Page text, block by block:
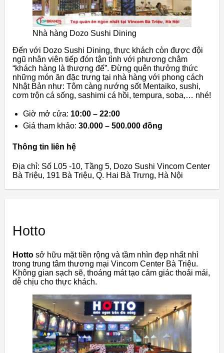
Nhà hàng Dozo Sushi Dining
Đến với Dozo Sushi Dining, thực khách còn được đội
ngũ nhân viên tiếp đón tận tình với phương châm
“khách hàng là thượng đế”. Đừng quên thưởng thức
những món ăn đặc trưng tại nhà hàng với phong cách
Nhật Bản như: Tôm càng nướng sốt Mentaiko, sushi,
cơm trộn cá sống, sashimi cá hồi, tempura, soba,… nhé!
Giờ mở cửa: 10:00 – 22:00
Giá tham khảo: 30.000 – 500.000 đồng
Thông tin liên hệ
Địa chỉ: Số L05 -10, Tầng 5, Dozo Sushi Vincom Center
Bà Triệu, 191 Bà Triệu, Q. Hai Bà Trưng, Hà Nội
Hotto
Hotto sở hữu mặt tiền rộng và tầm nhìn đẹp nhất nhì
trong trung tâm thương mại Vincom Center Bà Triệu.
Không gian sạch sẽ, thoáng mát tạo cảm giác thoải mái,
dễ chịu cho thực khách.